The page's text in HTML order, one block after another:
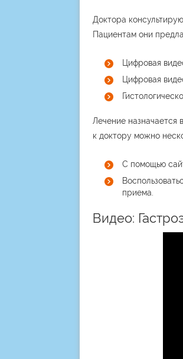
Доктора
Пациентам они
Цифровая
Цифровая
Лечение назначается
к доктору можно
С помощью
приема.
Видео: